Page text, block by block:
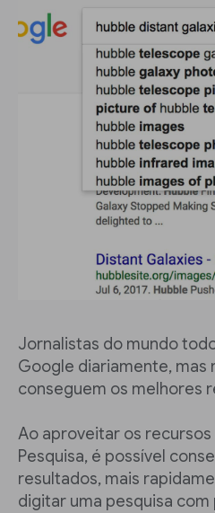
Jornalistas do mundo
Google diariamente, mas
conseguem os melhores
Ao aproveitar os
Pesquisa, é possível
resultados, mais
digitar uma pesquisa